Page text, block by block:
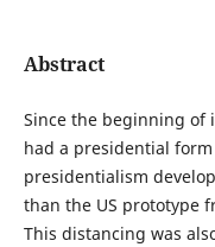
Abstract
Since the beginning of
had a presidential
presidentialism
than the US prototype
This distancing was